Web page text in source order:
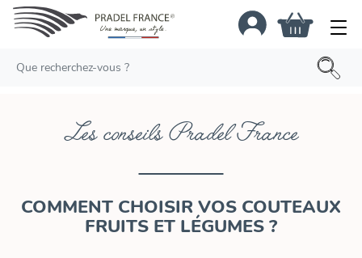
Les conseils Pradel France
COMMENT CHOISIR VOS COUTEAUX
FRUITS ET LÉGUMES ?